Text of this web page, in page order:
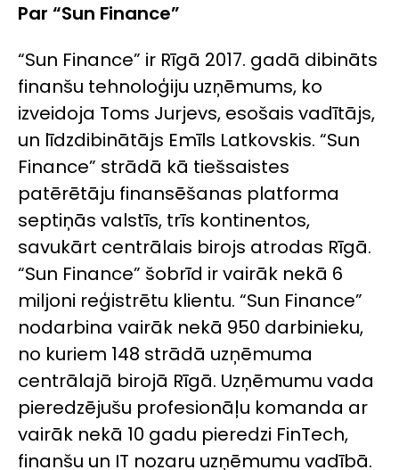
Par “Sun Finance”
“Sun Finance” ir Rīgā 2017. gadā dibināts
finanšu tehnoloģiju uzņēmums, ko
izveidoja Toms Jurjevs, esošais vadītājs,
un līdzdibinātājs Emīls Latkovskis. “Sun
Finance” strādā kā tiešsaistes
patērētāju finansēšanas platforma
septiņās valstīs, trīs kontinentos,
savukārt centrālais birojs atrodas Rīgā.
“Sun Finance” šobrīd ir vairāk nekā 6
miljoni reģistrētu klientu. “Sun Finance”
nodarbina vairāk nekā 950 darbinieku,
no kuriem 148 strādā uzņēmuma
centrālajā birojā Rīgā. Uzņēmumu vada
pieredzējušu profesionāļu komanda ar
vairāk nekā 10 gadu pieredzi FinTech,
finanšu un IT nozaru uzņēmumu vadībā.